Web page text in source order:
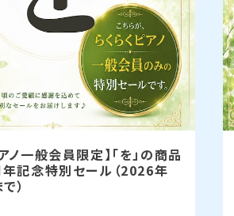
ノ一般会員限定】「を」の商品
記念特別セール（2026年
）